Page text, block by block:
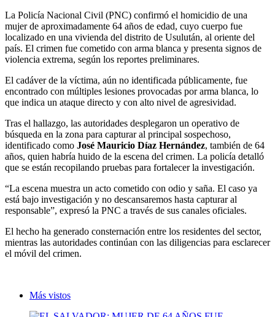
La Policía Nacional Civil (PNC) confirmó el homicidio de una
mujer de aproximadamente 64 años de edad, cuyo cuerpo fue
localizado en una vivienda del distrito de Usulután, al oriente del
país. El crimen fue cometido con arma blanca y presenta signos de
violencia extrema, según los reportes preliminares.
El cadáver de la víctima, aún no identificada públicamente, fue
encontrado con múltiples lesiones provocadas por arma blanca, lo
que indica un ataque directo y con alto nivel de agresividad.
Tras el hallazgo, las autoridades desplegaron un operativo de
búsqueda en la zona para capturar al principal sospechoso,
identificado como José Mauricio Díaz Hernández, también de 64
años, quien habría huido de la escena del crimen. La policía detalló
que se están recopilando pruebas para fortalecer la investigación.
“La escena muestra un acto cometido con odio y saña. El caso ya
está bajo investigación y no descansaremos hasta capturar al
responsable”, expresó la PNC a través de sus canales oficiales.
El hecho ha generado consternación entre los residentes del sector,
mientras las autoridades continúan con las diligencias para esclarecer
el móvil del crimen.
Más vistos